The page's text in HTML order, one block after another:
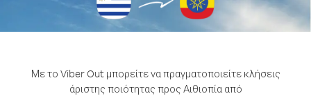
Με το Viber Out μπορείτε να πραγματοποιείτε κλήσεις
άριστης ποιότητας προς Αιθιοπία από